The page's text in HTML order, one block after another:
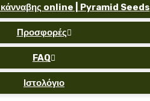
online | Pyramid Seeds
Προσφορές 
FAQ 
Ιστολόγιο